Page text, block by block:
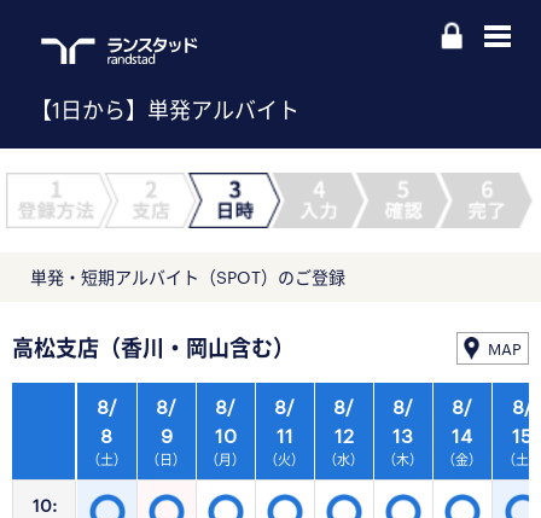
【1日から】単発アルバイト
単発・短期アルバイト（SPOT）のご登録
高松支店（香川・岡山含む） MAP
10:
8/
8
（土）
8/
9
（日）
8/
10
（月）
8/
11
（火）
8/
12
（水）
8/
13
（木）
8/
14
（金）
8/
15
（土）